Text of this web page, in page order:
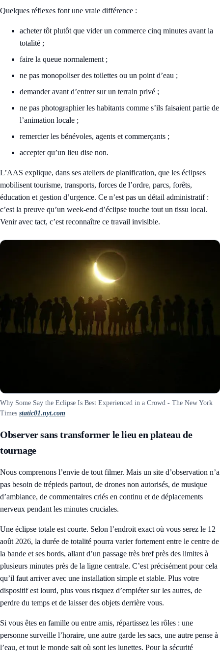
Quelques réflexes font une vraie différence :
acheter tôt plutôt que vider un commerce cinq minutes avant la
totalité ;
faire la queue normalement ;
ne pas monopoliser des toilettes ou un point d’eau ;
demander avant d’entrer sur un terrain privé ;
ne pas photographier les habitants comme s’ils faisaient partie de
l’animation locale ;
remercier les bénévoles, agents et commerçants ;
accepter qu’un lieu dise non.
L’AAS explique, dans ses ateliers de planification, que les éclipses
mobilisent tourisme, transports, forces de l’ordre, parcs, forêts,
éducation et gestion d’urgence. Ce n’est pas un détail administratif :
c’est la preuve qu’un week-end d’éclipse touche tout un tissu local.
Venir avec tact, c’est reconnaître ce travail invisible.
Why Some Say the Eclipse Is Best Experienced in a Crowd - The New York
Times static01.nyt.com
Observer sans transformer le lieu en plateau de
tournage
Nous comprenons l’envie de tout filmer. Mais un site d’observation n’a
pas besoin de trépieds partout, de drones non autorisés, de musique
d’ambiance, de commentaires criés en continu et de déplacements
nerveux pendant les minutes cruciales.
Une éclipse totale est courte. Selon l’endroit exact où vous serez le 12
août 2026, la durée de totalité pourra varier fortement entre le centre de
la bande et ses bords, allant d’un passage très bref près des limites à
plusieurs minutes près de la ligne centrale. C’est précisément pour cela
qu’il faut arriver avec une installation simple et stable. Plus votre
dispositif est lourd, plus vous risquez d’empiéter sur les autres, de
perdre du temps et de laisser des objets derrière vous.
Si vous êtes en famille ou entre amis, répartissez les rôles : une
personne surveille l’horaire, une autre garde les sacs, une autre pense à
l’eau, et tout le monde sait où sont les lunettes. Pour la sécurité